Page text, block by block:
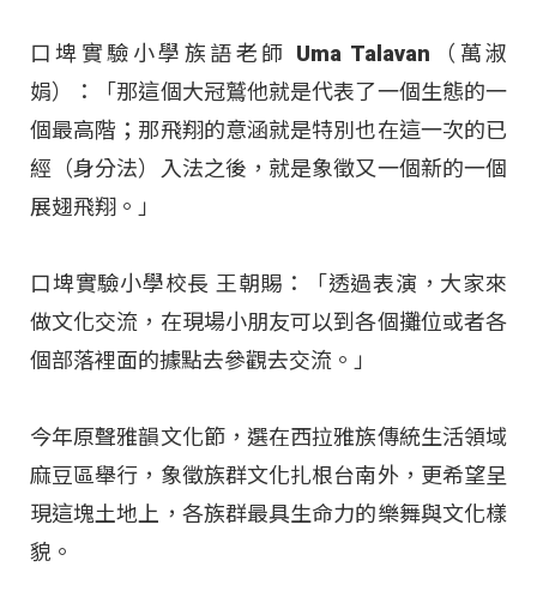
口埤實驗小學族語老師 Uma Talavan（萬淑
娟）：「那這個大冠鷲他就是代表了一個生態的一
個最高階；那飛翔的意涵就是特別也在這一次的已
經（身分法）入法之後，就是象徵又一個新的一個
展翅飛翔。」
口埤實驗小學校長 王朝賜：「透過表演，大家來
做文化交流，在現場小朋友可以到各個攤位或者各
個部落裡面的據點去參觀去交流。」
今年原聲雅韻文化節，選在西拉雅族傳統生活領域
麻豆區舉行，象徵族群文化扎根台南外，更希望呈
現這塊土地上，各族群最具生命力的樂舞與文化樣
貌。